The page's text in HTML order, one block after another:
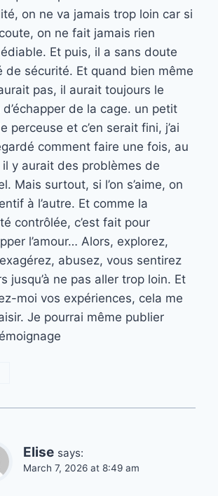
on ne va jamais trop loin car si
on ne fait jamais rien
Et puis, il a sans doute
de sécurité. Et quand bien même
pas, il aurait toujours le
d’échapper de la cage. un petit
perceuse et c’en serait fini, j’ai
comment faire une fois, au
il y aurait des problèmes de
Mais surtout, si l’on s’aime, on
à l’autre. Et comme la
contrôlée, c’est fait pour
l’amour… Alors, explorez,
abusez, vous sentirez
jusqu’à ne pas aller trop loin. Et
moi vos expériences, cela me
Je pourrai même publier
Elise says:
March 7, 2026 at 8:49 am